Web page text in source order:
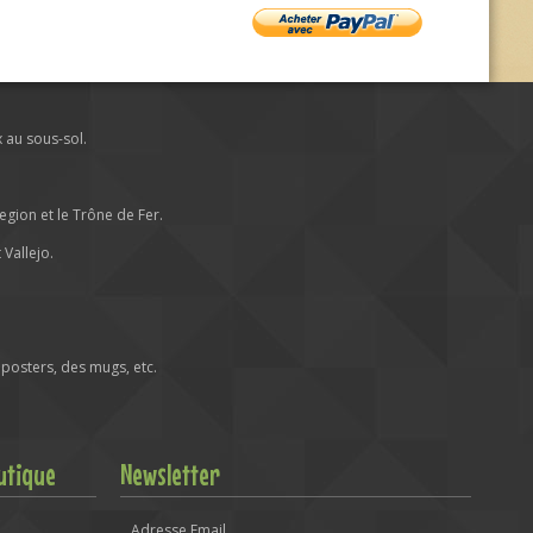
au sous-sol.
et le Trône de Fer.
des mugs, etc.
Newsletter